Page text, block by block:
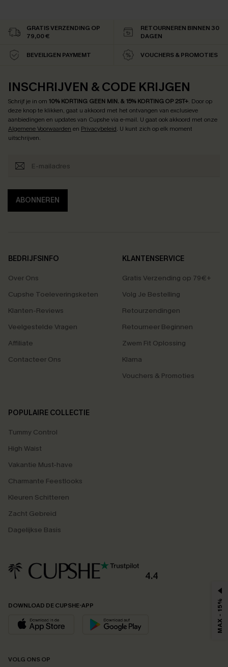
GRATIS VERZENDING OP
79,00 €
RETOURNEREN BINNEN 30
DAGEN
BEVEILIGEN PAYMEMT VOUCHERS & PROMOTIES
INSCHRIJVEN & CODE KRIJGEN
Schrijf je in om 10% KORTING GEEN MIN. & 15% KORTING OP 2ST+. Door op
deze knop te klikken, gaat u akkoord met het ontvangen van exclusieve
aanbiedingen en updates van Cupshe via e-mail. U gaat ook akkoord met onze
Algemene Voorwaarden en Privacybeleid. U kunt zich op elk moment
uitschrijven.
ABONNEREN
BEDRIJFSINFO
Over Ons
Cupshe Toeleveringsketen
Klanten-Reviews
Veelgestelde Vragen
Affiliate
Contacteer Ons
KLANTENSERVICE
Gratis Verzending op 79€+
Volg Je Bestelling
Retourzendingen
Retourneer Beginnen
Zwem Fit Oplossing
Klarna
Vouchers & Promoties
POPULAIRE COLLECTIE
Tummy Control
High Waist
Vakantie Must-have
Charmante Feestlooks
Kleuren Schitteren
Zacht Gebreid
Dagelijkse Basis
4.4
DOWNLOAD DE CUPSHE-APP
VOLG ONS OP
MAX - 15%